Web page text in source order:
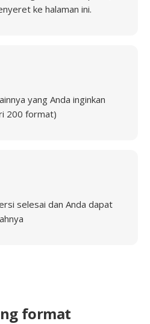
ke halaman ini.
yang Anda inginkan
200 format)
selesai dan Anda dapat
format